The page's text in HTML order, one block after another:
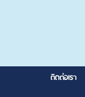
ติดต่อเรา